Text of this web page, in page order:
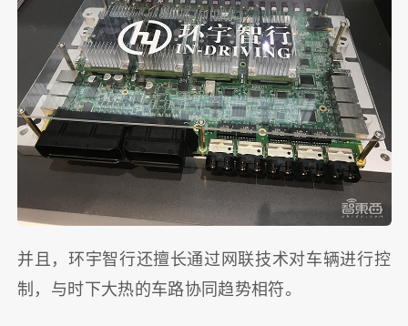
并且，环宇智行还擅长通过网联技术对车辆进行控
制，与时下大热的车路协同趋势相符。